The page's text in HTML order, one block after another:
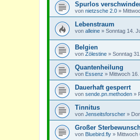
Spurlos
von nietzsche 2.0 »
Lebenstraum
von alleine » Sonntag 14.
Belgien
von Zölestine » Sonntag
Quantenheilung
von Essenz » Mittwoch
Dauerhaft gesperrt
von sende.pn.methoden »
Tinnitus
von Jenseitsforscher »
Großer
von Bluebird.fly » Mittwoch